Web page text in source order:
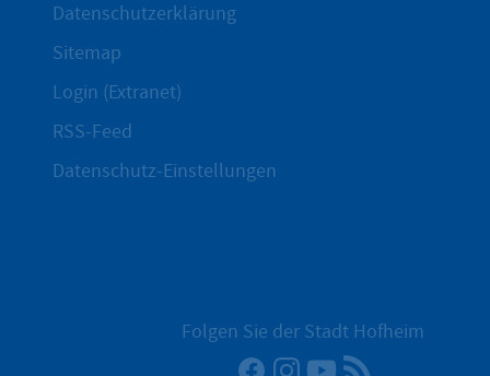
Datenschutzerklärung
Sitemap
Login (Extranet)
RSS-Feed
Datenschutz-Einstellungen
Folgen Sie der Stadt Hofheim
Facebook
Instagram
YouTube